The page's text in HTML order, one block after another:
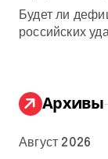
Будет ли
российских
Архивы
Август 2026